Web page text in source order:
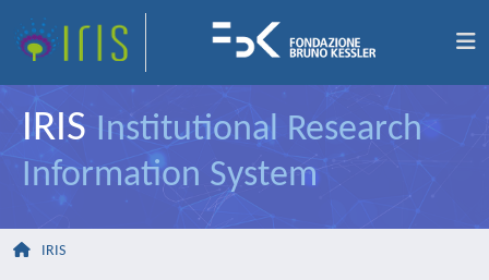
IRIS Institutional Research
Information System
IRIS